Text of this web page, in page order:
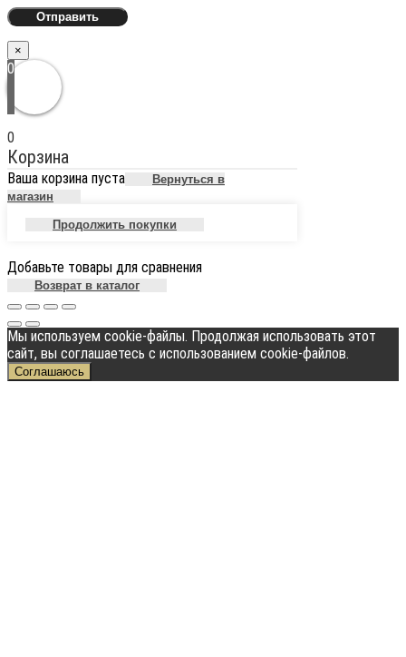
×
0
0
Корзина
Ваша корзина пуста
Вернуться в
магазин
Продолжить покупки
Добавьте товары для сравнения
Возврат в каталог
Мы используем cookie-файлы. Продолжая использовать этот
сайт, вы соглашаетесь с использованием cookie-файлов.
Соглашаюсь